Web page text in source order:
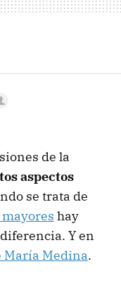
de la
aspectos
se trata de
hay
Y en
María Medina.